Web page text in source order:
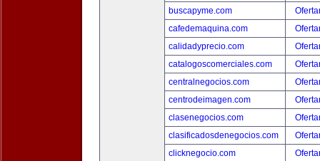
buscapyme.com
cafedemaquina.com
calidadyprecio.com
catalogoscomerciales.com
centralnegocios.com
centrodeimagen.com
clasenegocios.com
clasificadosdenegocios.com
clicknegocio.com